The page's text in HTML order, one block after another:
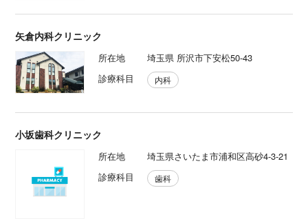
矢倉内科クリニック
所在地
埼玉県 所沢市下安松50-43
診療科目
内科
小坂歯科クリニック
所在地
埼玉県さいたま市浦和区高砂4-3-21
診療科目
歯科